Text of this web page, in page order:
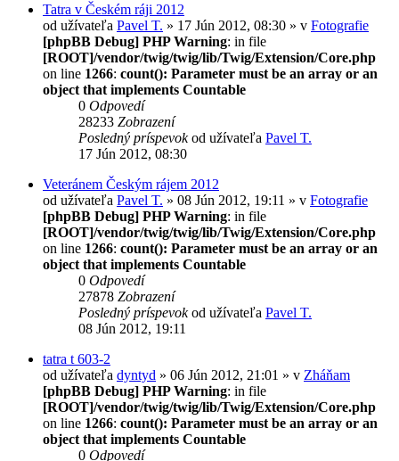
Tatra v Českém ráji 2012
od užívateľa Pavel T. » 17 Jún 2012, 08:30 » v Fotografie
[phpBB Debug] PHP Warning: in file
[ROOT]/vendor/twig/twig/lib/Twig/Extension/Core.php
on line 1266: count(): Parameter must be an array or an
object that implements Countable
0 Odpovedí
28233 Zobrazení
Posledný príspevokod užívateľa Pavel T.
17 Jún 2012, 08:30
Veteránem Českým rájem 2012
od užívateľa Pavel T. » 08 Jún 2012, 19:11 » v Fotografie
[phpBB Debug] PHP Warning: in file
[ROOT]/vendor/twig/twig/lib/Twig/Extension/Core.php
on line 1266: count(): Parameter must be an array or an
object that implements Countable
0 Odpovedí
27878 Zobrazení
Posledný príspevokod užívateľa Pavel T.
08 Jún 2012, 19:11
tatra t 603-2
od užívateľa dyntyd » 06 Jún 2012, 21:01 » v Zháňam
[phpBB Debug] PHP Warning: in file
[ROOT]/vendor/twig/twig/lib/Twig/Extension/Core.php
on line 1266: count(): Parameter must be an array or an
object that implements Countable
0 Odpovedí